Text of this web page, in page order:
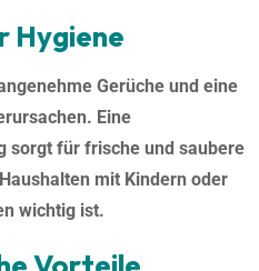
Hygiene
Gerüche und eine
Eine
sorgt für frische und saubere
mit Kindern oder
wichtig ist.